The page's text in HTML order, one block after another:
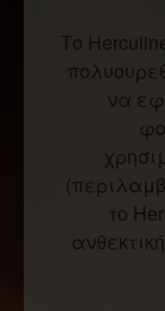
Το
να
το